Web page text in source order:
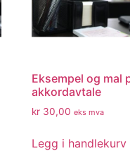
Eksempel og mal
akkordavtale
kr 30,00 eks mva
Legg i handlekurv